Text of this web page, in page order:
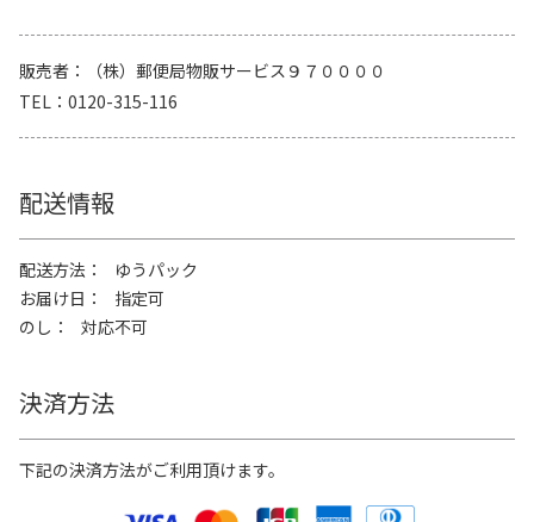
販売者
（株）郵便局物販サービス９７００００
TEL
0120-315-116
配送情報
配送方法
ゆうパック
お届け日
指定可
のし
対応不可
決済方法
下記の決済方法がご利用頂けます。